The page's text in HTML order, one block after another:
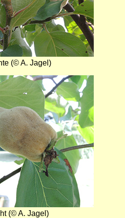
(© A. Jagel)
(© A. Jagel)